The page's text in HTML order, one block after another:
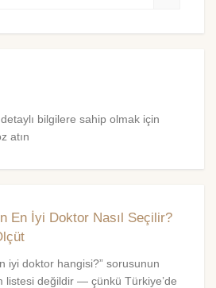
detaylı bilgilere sahip olmak için
atın
En İyi Doktor Nasıl Seçilir?
iyi doktor hangisi?” sorusunun
listesi değildir — çünkü Türkiye’de